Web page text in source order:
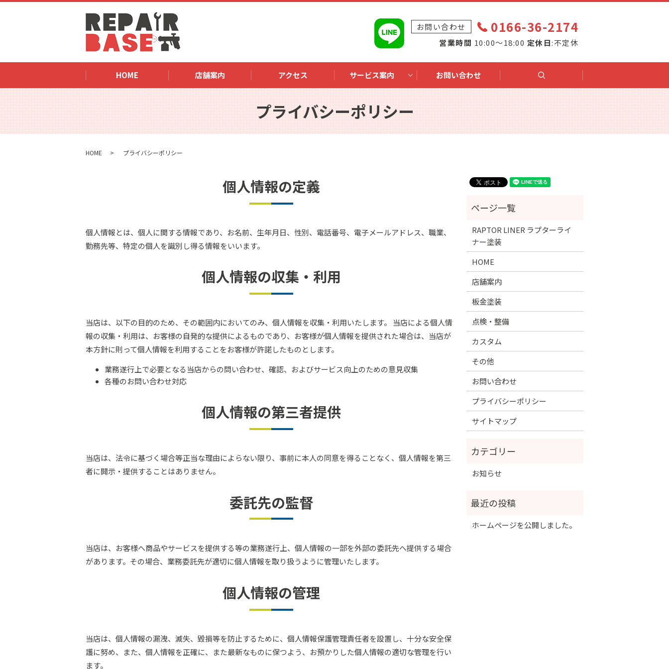
お問い合わせ 0166-36-2174
営業時間 10:00～18:00 定休日:不定休
HOME 店舗案内 アクセス サービス案内 お問い合わせ
プライバシーポリシー
HOME プライバシーポリシー
個人情報の定義
個人情報とは、個人に関する情報であり、お名前、生年月日、性別、電話番号、電子メールアドレス、職業、
勤務先等、特定の個人を識別し得る情報をいいます。
個人情報の収集・利用
当店は、以下の目的のため、その範囲内においてのみ、個人情報を収集・利用いたします。 当店による個人情
報の収集・利用は、お客様の自発的な提供によるものであり、お客様が個人情報を提供された場合は、当店が
本方針に則って個人情報を利用することをお客様が許諾したものとします。
業務遂行上で必要となる当店からの問い合わせ、確認、およびサービス向上のための意見収集
各種のお問い合わせ対応
個人情報の第三者提供
当店は、法令に基づく場合等正当な理由によらない限り、事前に本人の同意を得ることなく、個人情報を第三
者に開示・提供することはありません。
委託先の監督
当店は、お客様へ商品やサービスを提供する等の業務遂行上、個人情報の一部を外部の委託先へ提供する場合
があります。その場合、業務委託先が適切に個人情報を取り扱うように管理いたします。
個人情報の管理
当店は、個人情報の漏洩、滅失、毀損等を防止するために、個人情報保護管理責任者を設置し、十分な安全保
護に努め、また、個人情報を正確に、また最新なものに保つよう、お預かりした個人情報の適切な管理を行い
ます。
RAPTOR LINER ラプターライ
ナー塗装
HOME
店舗案内
板金塗装
点検・整備
カスタム
その他
お問い合わせ
プライバシーポリシー
サイトマップ
お知らせ
ホームページを公開しました。